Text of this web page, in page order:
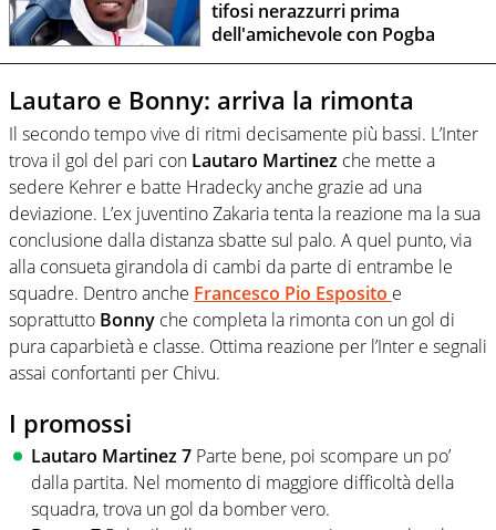
tifosi nerazzurri prima
dell'amichevole con Pogba
Lautaro e Bonny: arriva la rimonta
Il secondo tempo vive di ritmi decisamente più bassi. L’Inter
trova il gol del pari con Lautaro Martinez che mette a
sedere Kehrer e batte Hradecky anche grazie ad una
deviazione. L’ex juventino Zakaria tenta la reazione ma la sua
conclusione dalla distanza sbatte sul palo. A quel punto, via
alla consueta girandola di cambi da parte di entrambe le
squadre. Dentro anche Francesco Pio Esposito e
soprattutto Bonny che completa la rimonta con un gol di
pura caparbietà e classe. Ottima reazione per l’Inter e segnali
assai confortanti per Chivu.
I promossi
Lautaro Martinez 7 Parte bene, poi scompare un po’
dalla partita. Nel momento di maggiore difficoltà della
squadra, trova un gol da bomber vero.